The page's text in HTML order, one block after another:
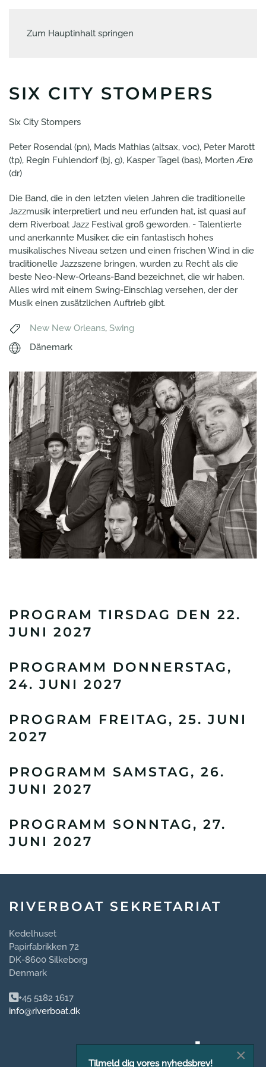
Zum Hauptinhalt springen
SIX CITY STOMPERS
Six City Stompers
Peter Rosendal (pn), Mads Mathias (altsax, voc), Peter Marott
(tp), Regin Fuhlendorf (bj, g), Kasper Tagel (bas), Morten Ærø
(dr)
Die Band, die in den letzten vielen Jahren die traditionelle
Jazzmusik interpretiert und neu erfunden hat, ist quasi auf
dem Riverboat Jazz Festival groß geworden. - Talentierte
und anerkannte Musiker, die ein fantastisch hohes
musikalisches Niveau setzen und einen frischen Wind in die
traditionelle Jazzszene bringen, wurden zu Recht als die
beste Neo-New-Orleans-Band bezeichnet, die wir haben.
Alles wird mit einem Swing-Einschlag versehen, der der
Musik einen zusätzlichen Auftrieb gibt.
New New Orleans, Swing
Dänemark
PROGRAM TIRSDAG DEN 22.
JUNI 2027
PROGRAMM DONNERSTAG,
24. JUNI 2027
PROGRAM FREITAG, 25. JUNI
2027
PROGRAMM SAMSTAG, 26.
JUNI 2027
PROGRAMM SONNTAG, 27.
JUNI 2027
RIVERBOAT SEKRETARIAT
Kedelhuset
Papirfabrikken 72
DK-8600 Silkeborg
Denmark
+45 5182 1617
info@riverboat.dk
×
Tilmeld dig vores nyhedsbrev!